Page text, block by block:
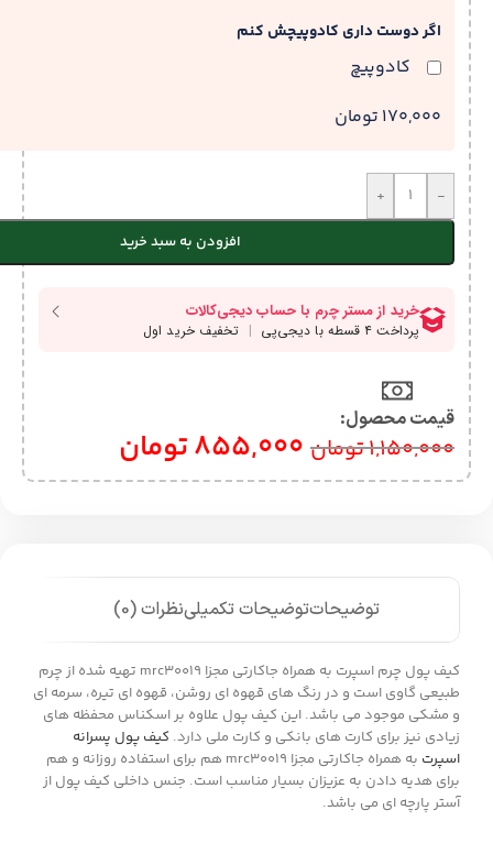
اگر دوست داری کادوپیچش کنم
کادوپیچ
170,000 تومان
-
+
افزودن به سبد خرید
قیمت محصول:​
1,150,000تومان 855,000تومان
توضیحاتتوضیحات تکمیلینظرات (0)
کیف پول چرم اسپرت به همراه جاکارتی مجزا mrc30019 تهیه شده از چرم
طبیعی گاوی است و در رنگ های قهوه ای روشن، قهوه ای تیره، سرمه ای
و مشکی موجود می باشد. این کیف پول علاوه بر اسکناس محفظه های
زیادی نیز برای کارت های بانکی و کارت ملی دارد. کیف پول پسرانه
اسپرت
به همراه جاکارتی مجزا mrc30019 هم برای استفاده روزانه و هم
برای هدیه دادن به عزیزان بسیار مناسب است. جنس داخلی کیف پول از
آستر پارچه ای می باشد.